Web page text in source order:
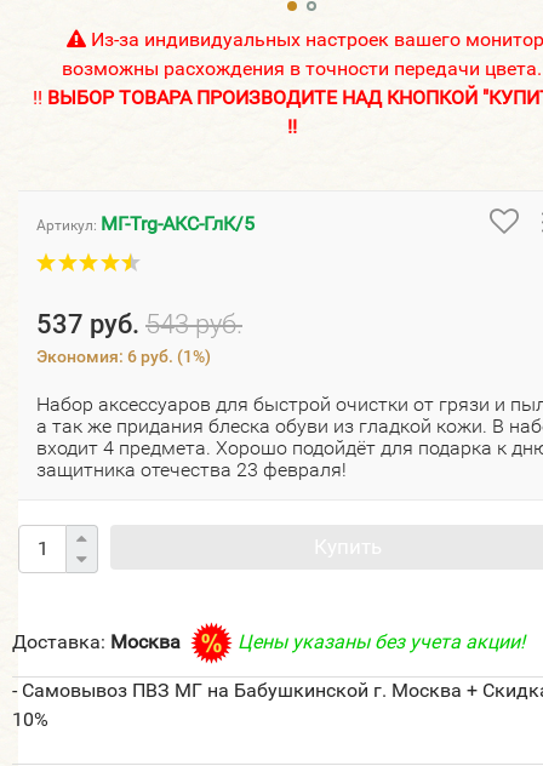
Из-за индивидуальных настроек вашего
возможны расхождения в точности передачи цвета.
!! ВЫБОР ТОВАРА ПРОИЗВОДИТЕ НАД КНОПКОЙ
!!
Артикул: МГ-Trg-АКС-ГлК/5
537 руб. 543 руб.
Экономия: 6 руб. (1%)
Набор аксессуаров для быстрой очистки от грязи и
а так же придания блеска обуви из гладкой кожи. В
входит 4 предмета. Хорошо подойдёт для подарка к
защитника отечества 23 февраля!
Доставка: Москва Цены указаны без учета акции!
- Самовывоз ПВЗ МГ на Бабушкинской г. Москва +
10%